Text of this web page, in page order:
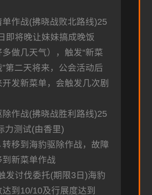
单作战(拂晓战败北路线)25
即将晚让妹妹搞成晚饭
多做几天气），触发“新菜
”第二天将来，公会活动后
开发新菜单，会触发几次剧
除作战(拂晓战胜利路线)25
力测试(由香里)
移到海豹驱除作战，故障
新菜单作战
发讨伐委托(期限3日)海豹
到10/10及行展度达到